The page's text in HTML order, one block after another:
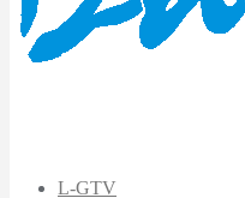
L-GTV